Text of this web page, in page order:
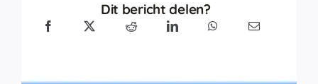
Dit bericht delen?